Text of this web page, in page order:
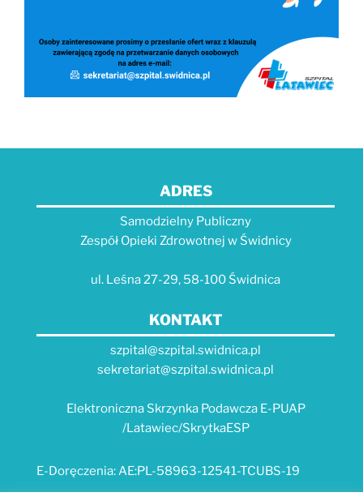
ADRES
Samodzielny Publiczny
Zespół Opieki Zdrowotnej w Świdnicy
ul. Leśna 27-29, 58-100 Świdnica
KONTAKT
szpital@szpital.swidnica.pl
sekretariat@szpital.swidnica.pl
Elektroniczna Skrzynka Podawcza E-PUAP
/Latawiec/SkrytkaESP
E-Doręczenia: AE:PL-58963-12541-TCUBS-19